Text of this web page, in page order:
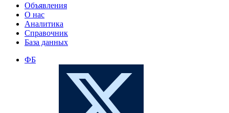
Объявления
О нас
Аналитика
Справочник
База данных
ФБ